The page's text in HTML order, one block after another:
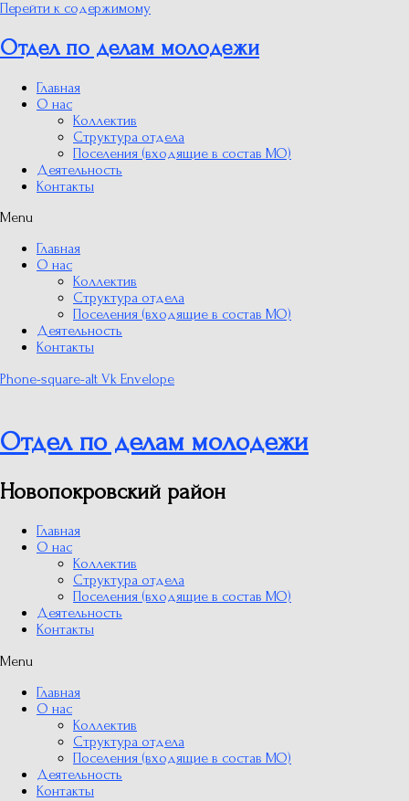
Перейти к содержимому
Отдел по делам молодежи
Главная
О нас
Коллектив
Структура отдела
Поселения (входящие в состав МО)
Деятельность
Контакты
Menu
Главная
О нас
Коллектив
Структура отдела
Поселения (входящие в состав МО)
Деятельность
Контакты
Phone-square-alt Vk Envelope
Отдел по делам молодежи
Новопокровский район
Главная
О нас
Коллектив
Структура отдела
Поселения (входящие в состав МО)
Деятельность
Контакты
Menu
Главная
О нас
Коллектив
Структура отдела
Поселения (входящие в состав МО)
Деятельность
Контакты